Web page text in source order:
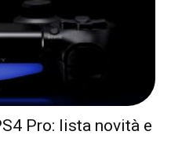
Pro: lista novità e